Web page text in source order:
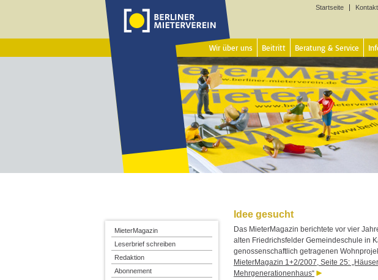
Startseite Kontakt
Wir über uns Beitritt Beratung & Service
Idee gesucht
Das MieterMagazin berichtete vor vier
alten Friedrichsfelder Gemeindeschule in
genossenschaftlich getragenen
MieterMagazin 1+2/2007, Seite 25:
Mehrgenerationenhaus“
MieterMagazin
Leserbrief schreiben
Redaktion
Abonnement